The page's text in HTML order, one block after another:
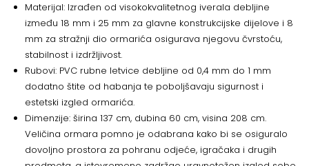
Materijal: Izrađen od visokokvalitetnog iverala debljine
između 18 mm i 25 mm za glavne konstrukcijske dijelove i 8
mm za stražnji dio ormarića osigurava njegovu čvrstoću,
stabilnost i izdržljivost.
Rubovi: PVC rubne letvice debljine od 0,4 mm do 1 mm
dodatno štite od habanja te poboljšavaju sigurnost i
estetski izgled ormarića.
Dimenzije: širina 137 cm, dubina 60 cm, visina 208 cm.
Veličina ormara pomno je odabrana kako bi se osiguralo
dovoljno prostora za pohranu odjeće, igračaka i drugih